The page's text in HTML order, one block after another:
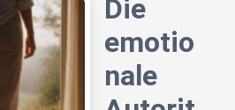
Die
emotio
nale